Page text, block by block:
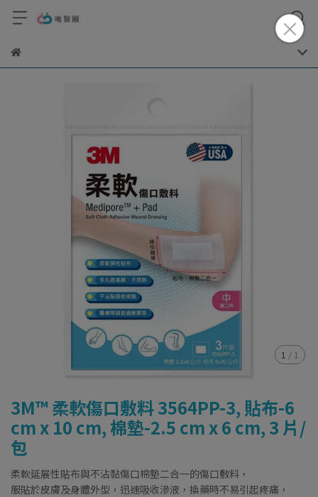
1 / 1
3M™ 柔軟傷口敷料 3564PP-3, 貼布-6
cm x 10 cm, 棉墊-2.5 cm x 6 cm, 3 片/
包
柔軟延展性貼布與不沾黏傷口棉墊二合一的傷口敷料，
服貼於皮膚及身體外型，迅速吸收滲液，換藥時不易引起疼痛，